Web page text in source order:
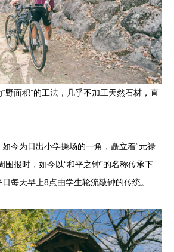
野面积”的工法，几乎不加工天然石材，直
今为日出小学操场的一角，矗立着“元禄
围报时，如今以“和平之钟”的名称传承下
每天早上8点由学生轮流敲钟的传统。